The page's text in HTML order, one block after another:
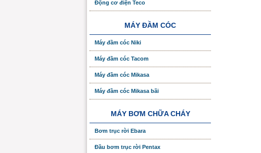
Động cơ điện Teco
MÁY ĐẦM CÓC
Máy đầm cóc Niki
Máy đầm cóc Tacom
Máy đầm cóc Mikasa
Máy đầm cóc Mikasa bãi
MÁY BƠM CHỮA CHÁY
Bơm trục rời Ebara
Đầu bơm trục rời Pentax